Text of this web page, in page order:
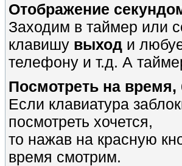
Отображение
Заходим в таймер или
клавишу выход и
телефону и т.д. А
Посмотреть на время,
Если клавиатура
посмотреть хочется,
то нажав на красную
время смотрим.